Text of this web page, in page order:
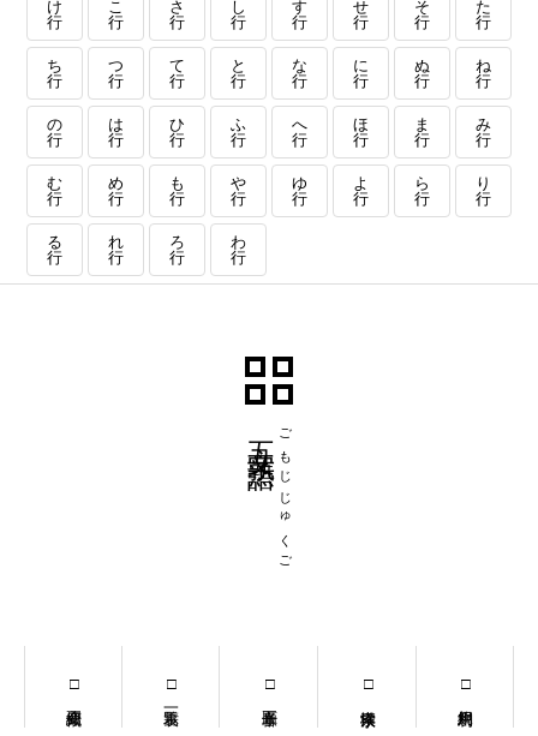
け
行
こ
行
さ
行
し
行
す
行
せ
行
そ
行
た
行
ち
行
つ
行
て
行
と
行
な
行
に
行
ぬ
行
ね
行
の
行
は
行
ひ
行
ふ
行
へ
行
ほ
行
ま
行
み
行
む
行
め
行
も
行
や
行
ゆ
行
よ
行
ら
行
り
行
る
行
れ
行
ろ
行
わ
行
ごもじじゅくご